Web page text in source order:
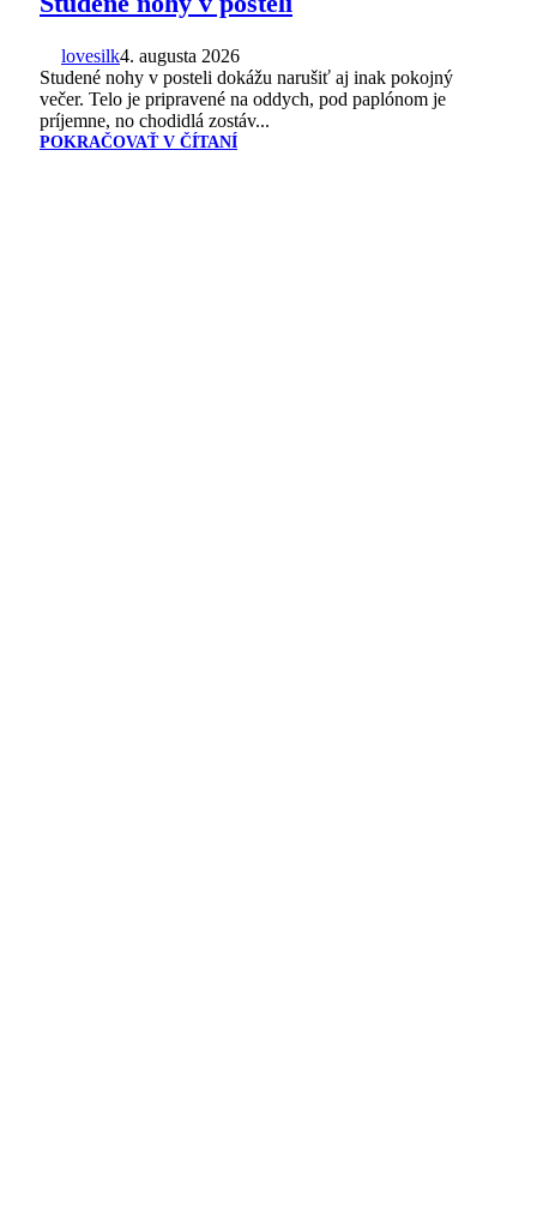
lovesilk4. augusta 2026
Studené nohy v posteli dokážu narušiť aj inak pokojný
večer. Telo je pripravené na oddych, pod paplónom je
príjemne, no chodidlá zostáv...
POKRAČOVAŤ V ČÍTANÍ